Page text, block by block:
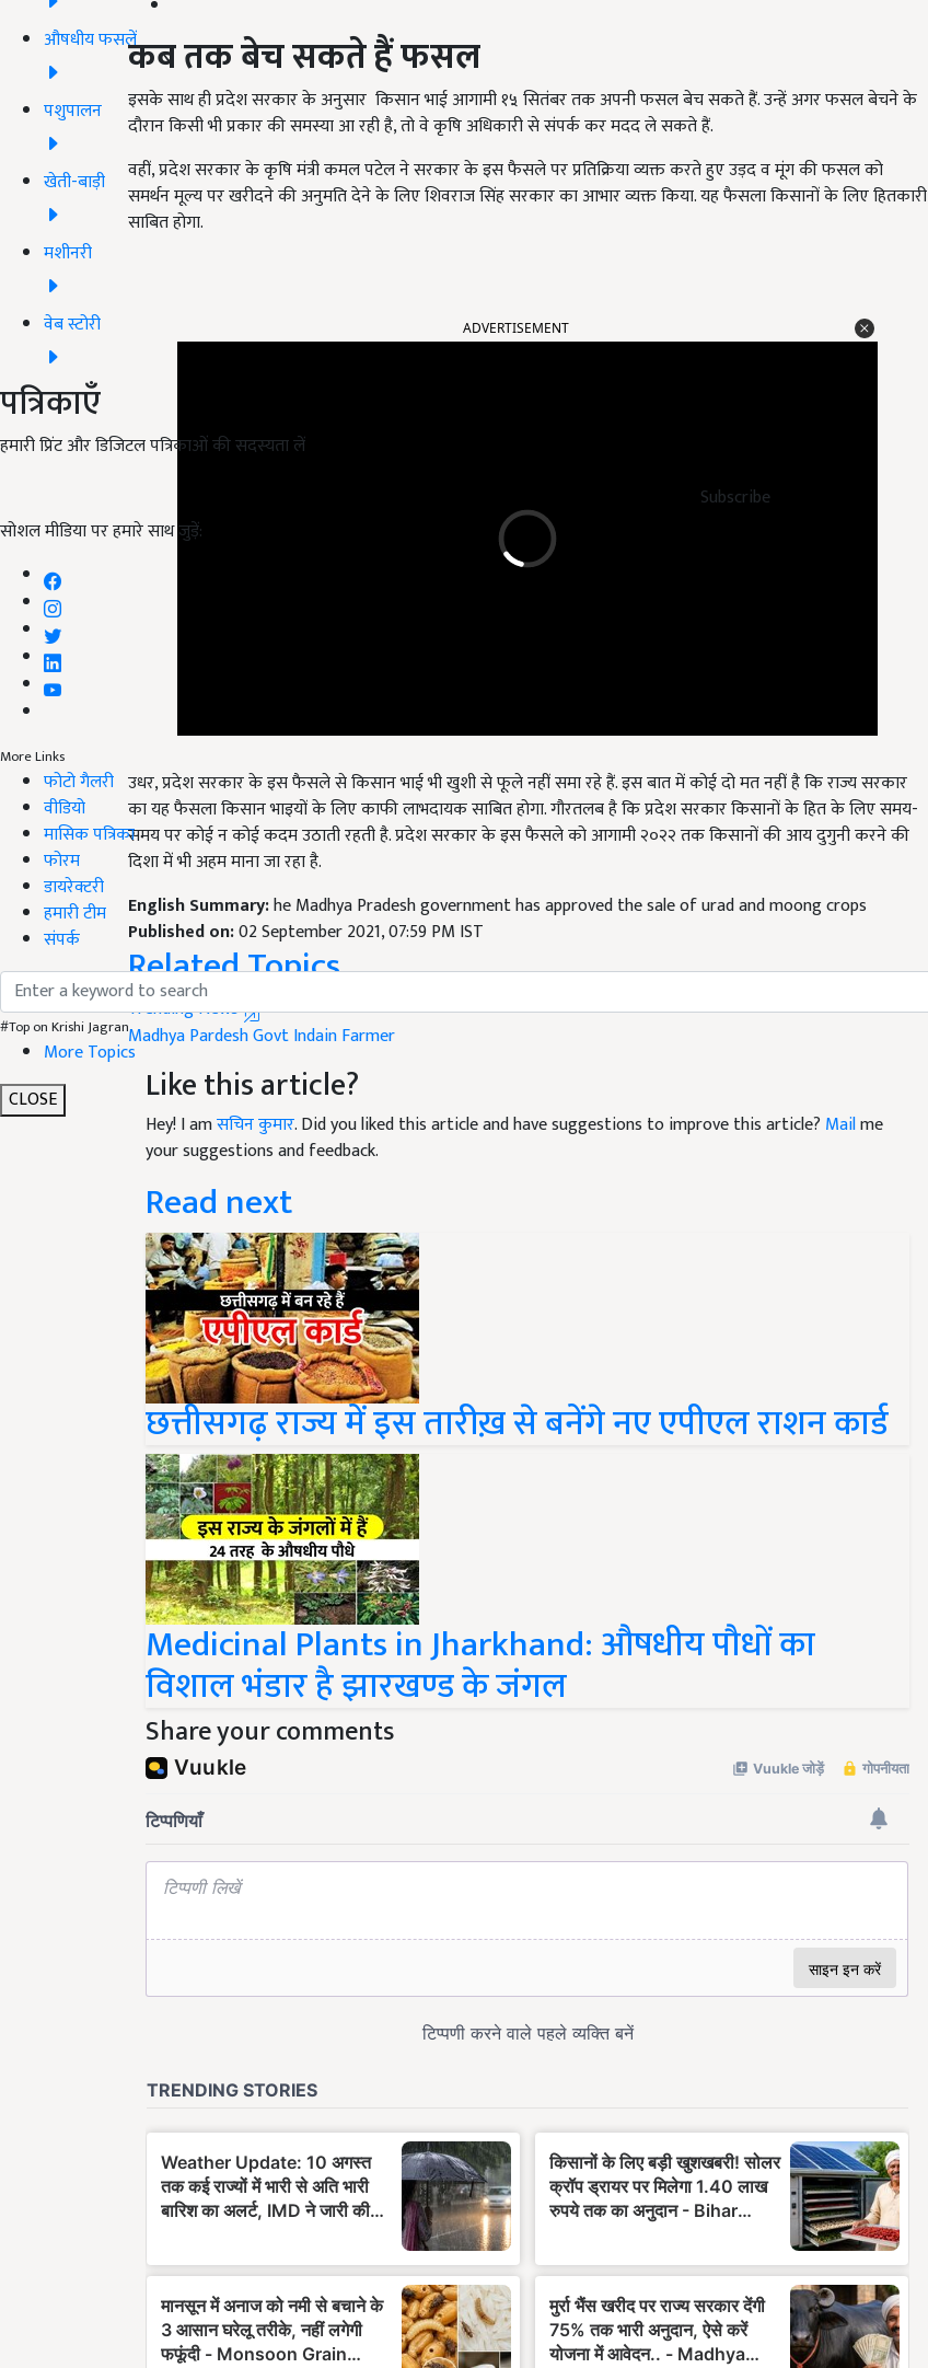
औषधीय फसलें
पशुपालन
खेती-बाड़ी
मशीनरी
वेब स्टोरी
पत्रिकाएँ
हमारी प्रिंट और डिजिटल पत्रिकाओं की सदस्यता लें
Subscribe
सोशल मीडिया पर हमारे साथ जुड़ें:
More Links
फोटो गैलरी
वीडियो
मासिक पत्रिका
फोरम
डायरेक्टरी
हमारी टीम
संपर्क
#Top on Krishi Jagran
More Topics
CLOSE
कब तक बेच सकते हैं फसल
इसके साथ ही प्रदेश सरकार के अनुसार किसान भाई आगामी १५ सितंबर तक अपनी फसल बेच सकते हैं. उन्हें अगर फसल बेचने के
दौरान किसी भी प्रकार की समस्या आ रही है, तो वे कृषि अधिकारी से संपर्क कर मदद ले सकते हैं.
वहीं, प्रदेश सरकार के कृषि मंत्री कमल पटेल ने सरकार के इस फैसले पर प्रतिक्रिया व्यक्त करते हुए उड़द व मूंग की फसल को
समर्थन मूल्य पर खरीदने की अनुमति देने के लिए शिवराज सिंह सरकार का आभार व्यक्त किया. यह फैसला किसानों के लिए हितकारी
साबित होगा.
का यह फैसला किसान भाइयों के लिए काफी लाभदायक साबित होगा. गौरतलब है कि प्रदेश सरकार किसानों के हित के लिए समय-
समय पर कोई न कोई कदम उठाती रहती है. प्रदेश सरकार के इस फैसले को आगामी २०२२ तक किसानों की आय दुगुनी करने की
दिशा में भी अहम माना जा रहा है.
Published on:02 September 2021, 07:59 PM IST
Related Topics
Trending News
Madhya Pardesh GovtIndain Farmer
Like this article?
Hey! I amसचिन कुमार. Did you liked this article and have suggestions to improve this article?
your suggestions and feedback.
Read next
छत्तीसगढ़ राज्य में इस तारीख़ से बनेंगे नए एपीएल राशन कार्ड
Medicinal Plants in Jharkhand: औषधीय पौधों का
विशाल भंडार है झारखण्ड के जंगल
Share your comments